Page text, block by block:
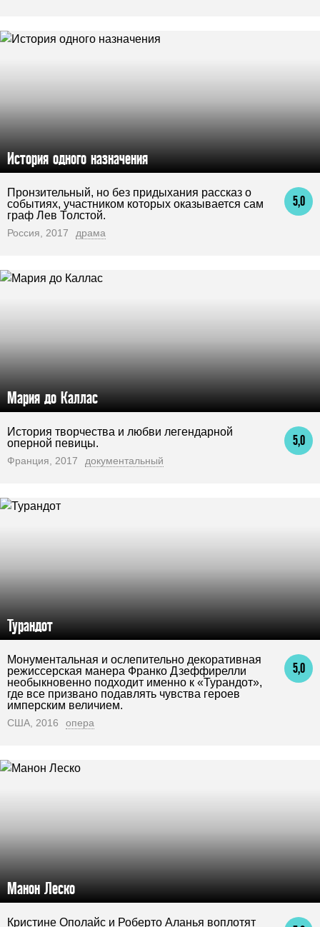
История одного назначения
5,0
Пронзительный, но без придыхания рассказ о
событиях, участником которых оказывается сам
граф Лев Толстой.
Россия, 2017 драма
Мария до Каллас
5,0
История творчества и любви легендарной
оперной певицы.
Франция, 2017 документальный
Турандот
5,0
Монументальная и ослепительно декоративная
режиссерская манера Франко Дзеффирелли
необыкновенно подходит именно к «Турандот»,
где все призвано подавлять чувства героев
имперским величием.
США, 2016 опера
Манон Леско
Кристине Ополайс и Роберто Аланья воплотят